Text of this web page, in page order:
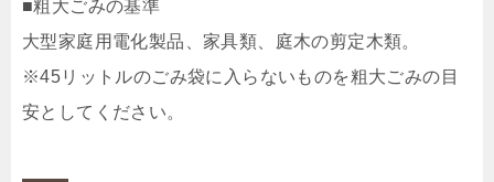
■粗大ごみの基準
大型家庭用電化製品、家具類、庭木の剪定木類。
※45リットルのごみ袋に入らないものを粗大ごみの目
安としてください。